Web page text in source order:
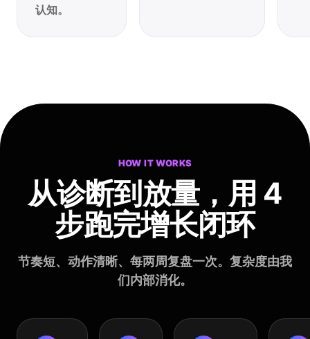
认知。
HOW IT WORKS
从诊断到放量， 用 4
步跑完增长闭环
节奏短、动作清晰、每两周复盘一次。复杂度由我
们内部消化。